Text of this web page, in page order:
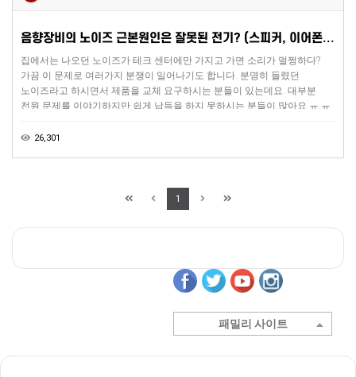
음향장비의 노이즈 근본원인은 잘못된 전기? (스피커, 이어폰, 오인페, 오디오 인터페이스, 마이크 등?)
집에서는 나오던 노이즈가 테크 센터에만 가지고 가면 소리가 멀쩡하다?
가끔 이 문제로 여러가지 분쟁이 일어나기도 합니다. 분명히 들렸던
노이즈라고 하시면서 제품을 교체 요구하시는 분들이 있는데요. 대부분
전원 문제를 이야기하지만 쉽게 납득을 하지 못하시는 분들이 많아요 ㅠ.ㅠ
비슷한 현상을 겪으시는 분들이 많습니다. 왜 그럴까요?[전원용량의 초과]
26,301
1
패밀리 사이트